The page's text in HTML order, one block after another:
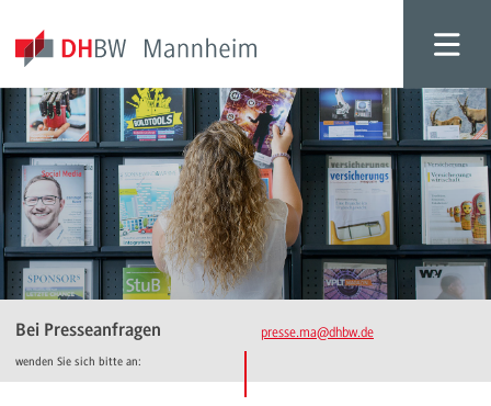
Bei Presseanfragen
wenden Sie sich bitte an:
presse.ma@dhbw.de